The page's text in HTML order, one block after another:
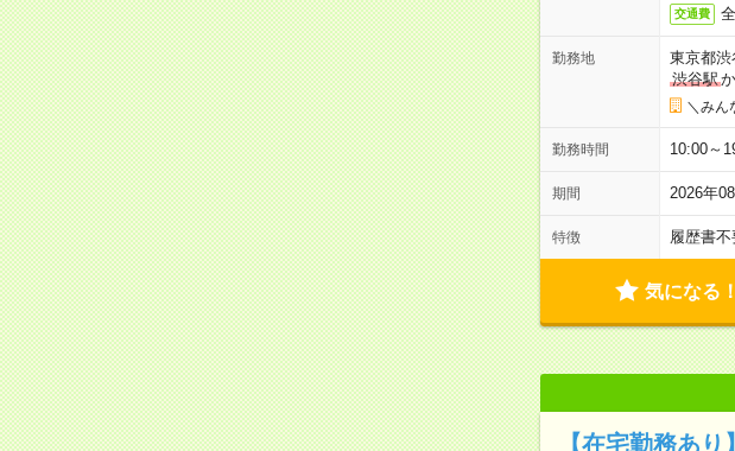
交通費
勤務地
東京都渋
渋谷駅
＼みん
勤務時間 10:00～
期間 2026年
特徴 履歴書不
気になる！
【在宅勤務あ